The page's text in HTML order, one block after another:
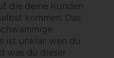
die deine Kunden
kommen. Das
ist unklar, wen du
was du dieser